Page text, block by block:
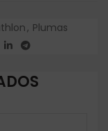
, Plumas